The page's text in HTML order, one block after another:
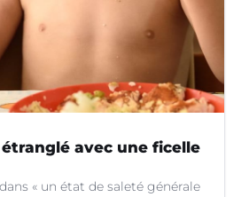
avec une ficelle
« un état de saleté générale